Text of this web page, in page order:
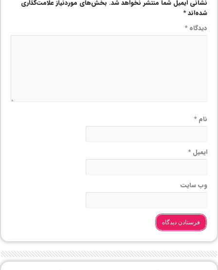
نشانی ایمیل شما منتشر نخواهد شد. بخش‌های موردنیاز علامت‌گذاری
شده‌اند*
دیدگاه*
نام*
ایمیل*
وب‌ سایت